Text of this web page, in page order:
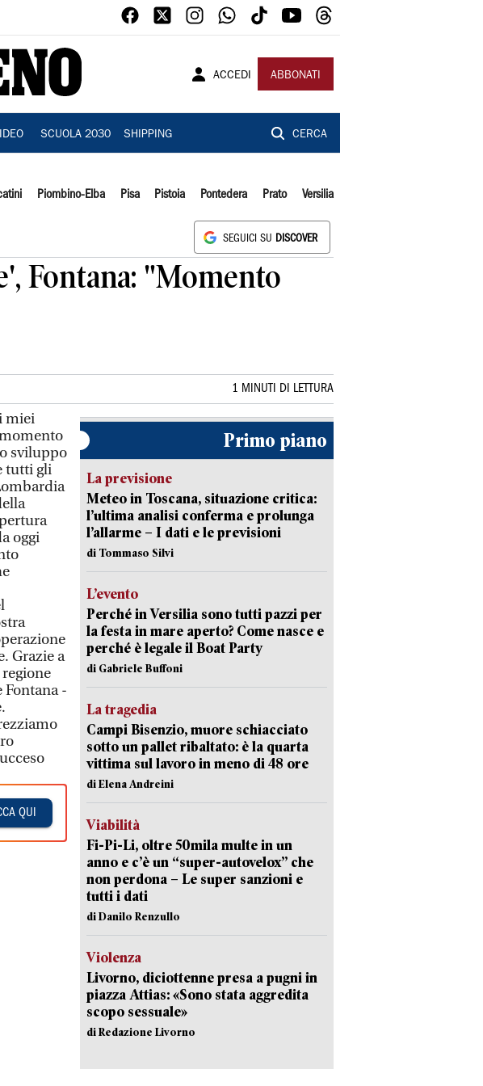
ACCEDI ABBONATI
SCUOLA 2030 SHIPPING CERCA
Piombino-Elba Pisa Pistoia Pontedera Prato Versilia
SEGUICI SU DISCOVER
Fontana: "Momento
1 MINUTI DI LETTURA
miei
sviluppo
tutti gli
oggi
Grazie a
-
QUI
Primo piano
La previsione
Meteo in Toscana, situazione critica:
l’ultima analisi conferma e prolunga
l’allarme – I dati e le previsioni
di Tommaso Silvi
L’evento
Perché in Versilia sono tutti pazzi per
la festa in mare aperto? Come nasce e
perché è legale il Boat Party
di Gabriele Buffoni
La tragedia
Campi Bisenzio, muore schiacciato
sotto un pallet ribaltato: è la quarta
vittima sul lavoro in meno di 48 ore
di Elena Andreini
Viabilità
Fi-Pi-Li, oltre 50mila multe in un
anno e c’è un “super-autovelox” che
non perdona – Le super sanzioni e
tutti i dati
di Danilo Renzullo
Violenza
Livorno, diciottenne presa a pugni in
piazza Attias: «Sono stata aggredita
scopo sessuale»
di Redazione Livorno